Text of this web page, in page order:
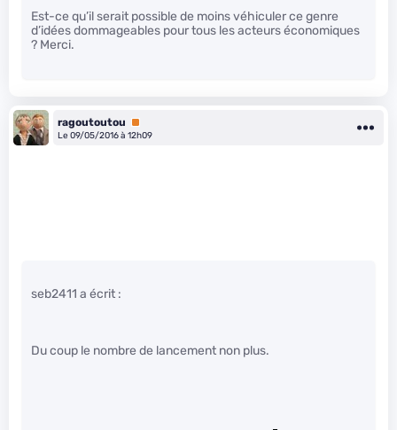
Est-ce qu’il serait possible de moins véhiculer ce genre
d’idées dommageables pour tous les acteurs économiques
? Merci.
ragoutoutou
Premium
Le 09/05/2016 à 12h09
seb2411 a écrit :
Du coup le nombre de lancement non plus.